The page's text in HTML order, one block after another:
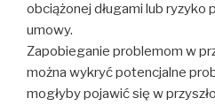
obciążonej długami lub ryzyko
umowy.
Zapobieganie problemom w
można wykryć potencjalne
mogłyby pojawić się w